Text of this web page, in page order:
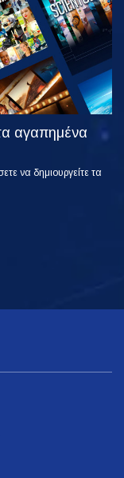
αγαπημένα
να δημιουργείτε τα